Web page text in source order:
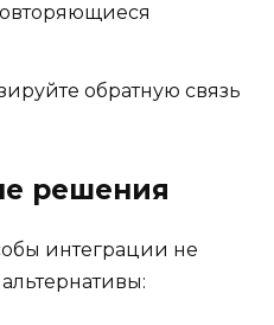
обратную связь
решения
интеграции не